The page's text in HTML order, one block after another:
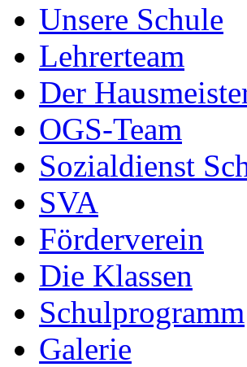
Unsere Schule
Lehrerteam
Der
OGS-Team
Sozialdienst
SVA
Förderverein
Die Klassen
Schulprogramm
Galerie